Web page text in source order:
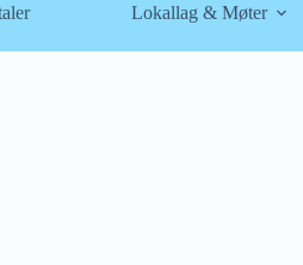
Lokallag & Møter